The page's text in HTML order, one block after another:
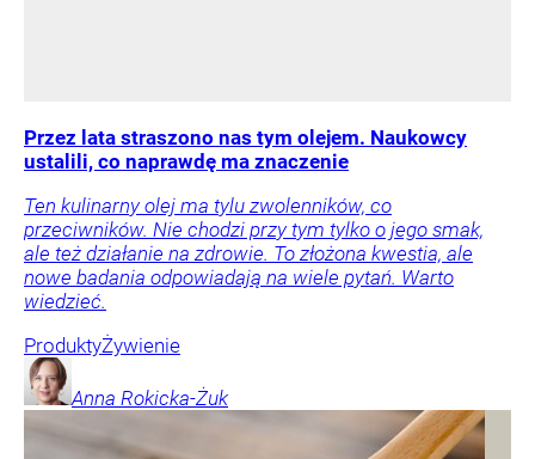
Przez lata straszono nas tym olejem. Naukowcy
ustalili, co naprawdę ma znaczenie
Ten kulinarny olej ma tylu zwolenników, co
przeciwników. Nie chodzi przy tym tylko o jego smak,
ale też działanie na zdrowie. To złożona kwestia, ale
nowe badania odpowiadają na wiele pytań. Warto
wiedzieć.
ProduktyŻywienie
Anna Rokicka-Żuk